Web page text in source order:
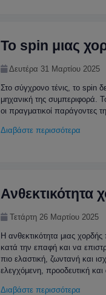
Το spin μιας
Δευτέρα 31 Μαρτίου 2025
Στο σύγχρονο τένις, το spin
μηχανική της συμπεριφορά.
οι πραγματικοί παράγοντες
Διαβάστε περισσότερα
Ανθεκτικότητα
Τετάρτη 26 Μαρτίου 2025
Η ανθεκτικότητα μιας
κατά την επαφή και να
πιο ελαστική, ζωντανή και
ελεγχόμενη, προοδευτική
Διαβάστε περισσότερα